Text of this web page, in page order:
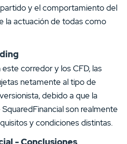
y el comportamiento del
la actuación de todas como
corredor y los CFD, las
netamente al tipo de
debido a que la
son realmente
y condiciones distintas.